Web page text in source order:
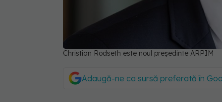
Christian Rodseth este noul președinte ARPIM
Adaugă-ne ca sursă preferată în